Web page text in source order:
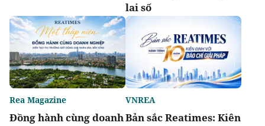
lai số
Đồng hành cùng doanh
Rea Magazine
Bản sắc Reatimes: Kiên
VNREA